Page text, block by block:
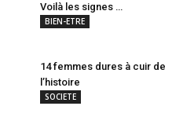
Voilà les signes …
BIEN-ETRE
14 femmes dures à cuir de
l’histoire
SOCIETE